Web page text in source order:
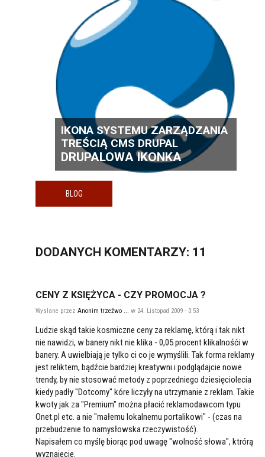
IKONA SYSTEMU ZARZĄDZANIA
TREŚCIĄ CMS DRUPAL
DRUPALOWA IKONKA
BLOG
DODANYCH KOMENTARZY: 11
CENY Z KSIĘŻYCA - CZY PROMOCJA ?
Wysłane przez Anonim trzeźwo ... w 24. Listopad 2009 - 0:53
Ludzie skąd takie kosmiczne ceny za reklamę, którą i tak nikt
nie nawidzi, w banery nikt nie klika - 0,05 procent klikalnośći w
banery. A uwielbiają je tylko ci co je wymyślili. Tak forma reklamy
jest reliktem, bądźcie bardziej kreatywni i podglądajcie nowe
trendy, by nie stosować metody z poprzedniego dziesięciolecia
kiedy padły "Dotcomy" kóre liczyły na utrzymanie z reklam. Takie
kwoty jak za "Premium" można płacić reklamodawcom typu
Onet.pl etc. a nie "małemu lokalnemu portalikowi" - (czas na
przebudzenie to namysłowska rzeczywistość).
Napisałem co myślę biorąc pod uwagę "wolność słowa", ktrórą
wyznajecie.